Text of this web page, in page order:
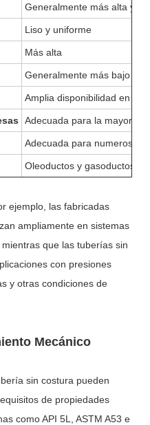
Generalmente más alta y
Liso y uniforme
Más alta
Generalmente más bajo
Amplia disponibilidad en
Adecuada para la mayoría
Adecuada para numerosas
Oleoductos y gasoductos,
ejemplo, las fabricadas
ampliamente en sistemas
que las tuberías sin
con presiones
y otras condiciones de
Mecánico
sin costura pueden
de propiedades
como API 5L, ASTM A53 e